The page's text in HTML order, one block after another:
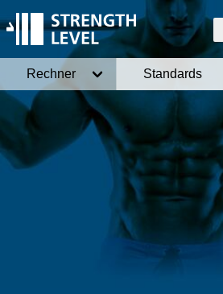
Rechner Standards